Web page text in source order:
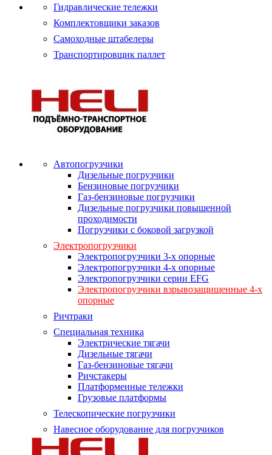
Гидравлические тележки
Комплектовщики заказов
Самоходные штабелеры
Транспортировщик паллет
Автопогрузчики
Дизельные погрузчики
Бензиновые погрузчики
Газ-бензиновые погрузчики
Дизельные погрузчики повышенной
проходимости
Погрузчики с боковой загрузкой
Электропогрузчики
Электропогрузчики 3-х опорные
Электропогрузчики 4-х опорные
Электропогрузчики серии EFG
Электропогрузчики взрывозащищенные 4-х
опорные
Ричтраки
Специальная техника
Электрические тягачи
Дизельные тягачи
Газ-бензиновые тягачи
Ричстакеры
Платформенные тележки
Грузовые платформы
Телескопические погрузчики
Навесное оборудование для погрузчиков